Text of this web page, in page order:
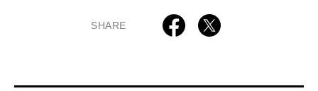
SHARE